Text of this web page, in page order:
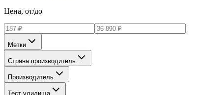
Цена, от/до
Метки
Страна производитель
Производитель
Тест удилища